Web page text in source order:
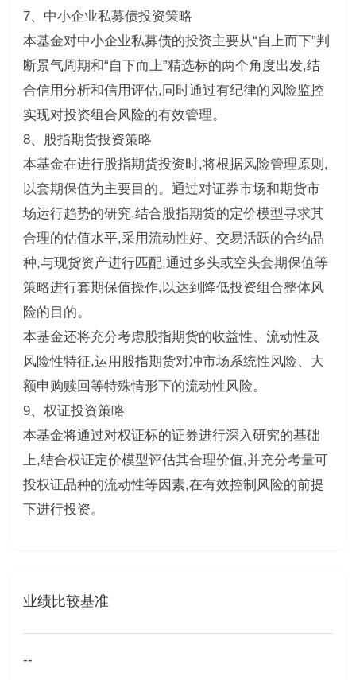
7、中小企业私募债投资策略
本基金对中小企业私募债的投资主要从“自上而下”判
断景气周期和“自下而上”精选标的两个角度出发,结
合信用分析和信用评估,同时通过有纪律的风险监控
实现对投资组合风险的有效管理。
8、股指期货投资策略
本基金在进行股指期货投资时,将根据风险管理原则,
以套期保值为主要目的。通过对证券市场和期货市
场运行趋势的研究,结合股指期货的定价模型寻求其
合理的估值水平,采用流动性好、交易活跃的合约品
种,与现货资产进行匹配,通过多头或空头套期保值等
策略进行套期保值操作,以达到降低投资组合整体风
险的目的。
本基金还将充分考虑股指期货的收益性、流动性及
风险性特征,运用股指期货对冲市场系统性风险、大
额申购赎回等特殊情形下的流动性风险。
9、权证投资策略
本基金将通过对权证标的证券进行深入研究的基础
上,结合权证定价模型评估其合理价值,并充分考量可
投权证品种的流动性等因素,在有效控制风险的前提
下进行投资。
业绩比较基准
--